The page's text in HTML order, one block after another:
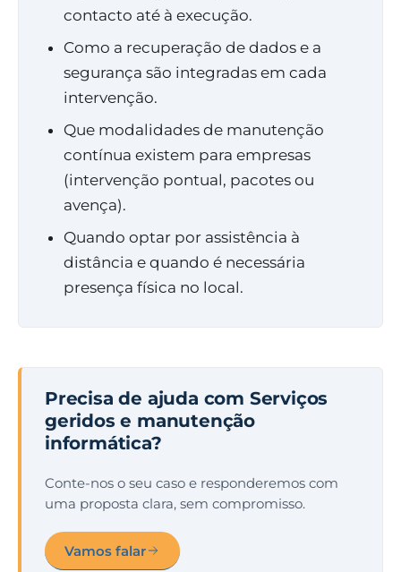
contacto até à execução.
Como a recuperação de dados e a
segurança são integradas em cada
intervenção.
Que modalidades de manutenção
contínua existem para empresas
(intervenção pontual, pacotes ou
avença).
Quando optar por assistência à
distância e quando é necessária
presença física no local.
Precisa de ajuda com Serviços
geridos e manutenção
informática?
Conte-nos o seu caso e responderemos com
uma proposta clara, sem compromisso.
Vamos falar